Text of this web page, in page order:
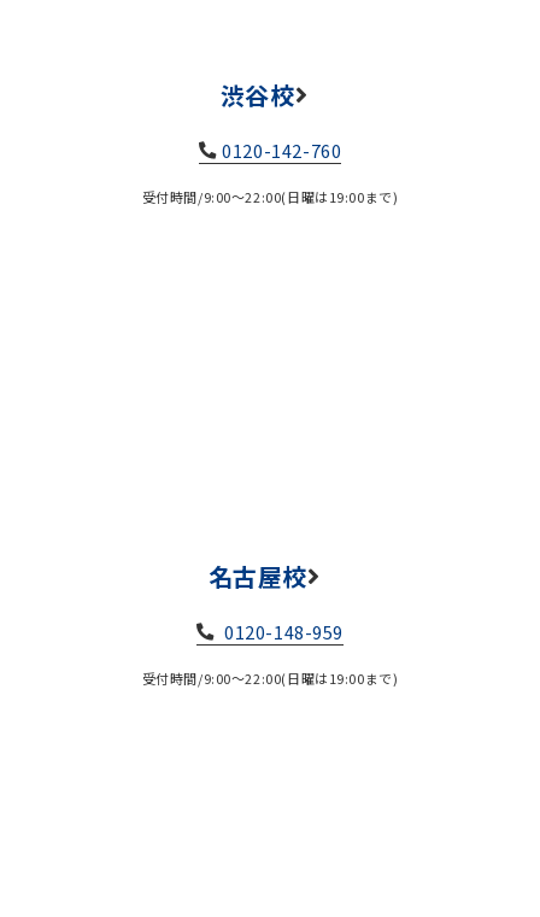
渋谷校
0120-142-760
受付時間/9:00～22:00(日曜は19:00まで)
名古屋校
0120-148-959
受付時間/9:00～22:00(日曜は19:00まで)